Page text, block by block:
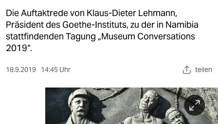
gesellschaft
kultur
sport
berlin
Die Auftaktrede von Klaus-Dieter Lehmann,
Präsident des Goethe-Instituts, zu der in Namibia
stattfindenden Tagung „Museum Conversations
2019“.
18.9.2019 14:45 Uhr teilen